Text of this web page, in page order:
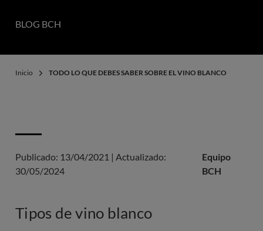
BLOG BCH
Inicio TODO LO QUE DEBES SABER SOBRE EL VINO BLANCO
Publicado: 13/04/2021 | Actualizado:
30/05/2024
Equipo
BCH
Tipos de vino blanco